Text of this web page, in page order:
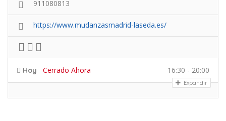
911080813
https://www.mudanzasmadrid-laseda.es/
Hoy Cerrado Ahora 16:30 - 20:00
Expandir